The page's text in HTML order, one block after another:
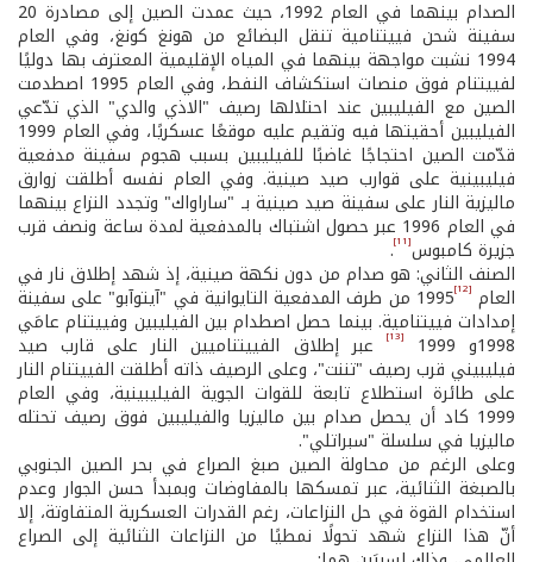
الصدام بينهما في العام 1992، حيث عمدت الصين إلى مصادرة 20
سفينة شحن فييتنامية تنقل البضائع من هونغ كونغ، وفي العام
1994 نشبت مواجهة بينهما في المياه الإقليمية المعترف بها دوليًا
لفييتنام فوق منصات استكشاف النفط، وفي العام 1995 اصطدمت
الصين مع الفيليبين عند احتلالها رصيف "الاذي والدي" الذي تدّعي
الفيليبين أحقيتها فيه وتقيم عليه موقعًا عسكريًا، وفي العام 1999
قدّمت الصين احتجاجًا غاضبًا للفيليبين بسبب هجوم سفينة مدفعية
فيليبينية على قوارب صيد صينية. وفي العام نفسه أطلقت زوارق
ماليزية النار على سفينة صيد صينية بـ "ساراواك" وتجدد النزاع بينهما
في العام 1996 عبر حصول اشتباك بالمدفعية لمدة ساعة ونصف قرب
جزيرة كامبوس[11]
.
الصنف الثاني: هو صدام من دون نكهة صينية، إذ شهد إطلاق نار في
العام [12] 1995 من طرف المدفعية التايوانية في "آيتوآبو" على سفينة
إمدادات فييتنامية. بينما حصل اصطدام بين الفيليبين وفييتنام عامَي
1998و 1999 [13] عبر إطلاق الفييتناميين النار على قارب صيد
فيليبيني قرب رصيف "تننت"، وعلى الرصيف ذاته أطلقت الفييتنام النار
على طائرة استطلاع تابعة للقوات الجوية الفيليبينية، وفي العام
1999 كاد أن يحصل صدام بين ماليزيا والفيليبين فوق رصيف تحتله
ماليزيا في سلسلة "سبراتلي".
وعلى الرغم من محاولة الصين صبغ الصراع في بحر الصين الجنوبي
بالصبغة الثنائية، عبر تمسكها بالمفاوضات وبمبدأ حسن الجوار وعدم
استخدام القوة في حل النزاعات، رغم القدرات العسكرية المتفاوتة، إلا
أنّ هذا النزاع شهد تحولًا نمطيًا من النزاعات الثنائية إلى الصراع